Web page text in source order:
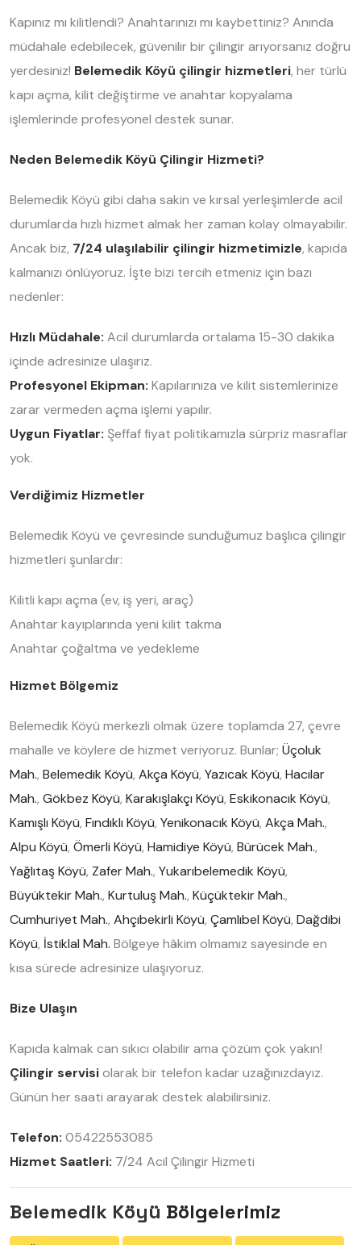
Kapınız mı kilitlendi? Anahtarınızı mı kaybettiniz? Anında
müdahale edebilecek, güvenilir bir çilingir arıyorsanız doğru
yerdesiniz! Belemedik Köyü çilingir hizmetleri, her türlü
kapı açma, kilit değiştirme ve anahtar kopyalama
işlemlerinde profesyonel destek sunar.
Neden Belemedik Köyü Çilingir Hizmeti?
Belemedik Köyü gibi daha sakin ve kırsal yerleşimlerde acil
durumlarda hızlı hizmet almak her zaman kolay olmayabilir.
Ancak biz, 7/24 ulaşılabilir çilingir hizmetimizle, kapıda
kalmanızı önlüyoruz. İşte bizi tercih etmeniz için bazı
nedenler:
Hızlı Müdahale: Acil durumlarda ortalama 15-30 dakika
içinde adresinize ulaşırız.
Profesyonel Ekipman: Kapılarınıza ve kilit sistemlerinize
zarar vermeden açma işlemi yapılır.
Uygun Fiyatlar: Şeffaf fiyat politikamızla sürpriz masraflar
yok.
Verdiğimiz Hizmetler
Belemedik Köyü ve çevresinde sunduğumuz başlıca çilingir
hizmetleri şunlardır:
Kilitli kapı açma (ev, iş yeri, araç)
Anahtar kayıplarında yeni kilit takma
Anahtar çoğaltma ve yedekleme
Hizmet Bölgemiz
Belemedik Köyü merkezli olmak üzere toplamda 27, çevre
mahalle ve köylere de hizmet veriyoruz. Bunlar; Üçoluk
Mah., Belemedik Köyü, Akça Köyü, Yazıcak Köyü, Hacılar
Mah., Gökbez Köyü, Karakışlakçı Köyü, Eskikonacık Köyü,
Kamışlı Köyü, Fındıklı Köyü, Yenikonacık Köyü, Akça Mah.,
Alpu Köyü, Ömerli Köyü, Hamidiye Köyü, Bürücek Mah.,
Yağlıtaş Köyü, Zafer Mah., Yukarıbelemedik Köyü,
Büyüktekir Mah., Kurtuluş Mah., Küçüktekir Mah.,
Cumhuriyet Mah., Ahçıbekirli Köyü, Çamlıbel Köyü, Dağdibi
Köyü, İstiklal Mah. Bölgeye hâkim olmamız sayesinde en
kısa sürede adresinize ulaşıyoruz.
Bize Ulaşın
Kapıda kalmak can sıkıcı olabilir ama çözüm çok yakın!
Çilingir servisiolarak bir telefon kadar uzağınızdayız.
Günün her saati arayarak destek alabilirsiniz.
Telefon: 05422553085
Hizmet Saatleri: 7/24 Acil Çilingir Hizmeti
Belemedik Köyü Bölgelerimiz